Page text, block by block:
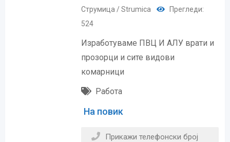
Струмица / Strumica
Прегледи:
524
Изработуваме ПВЦ И АЛУ врати и
прозорци и сите видови
комарници
Работа
На повик
Прикажи телефонски број